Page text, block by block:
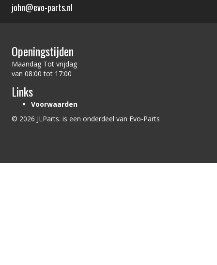
john@evo-parts.nl
Openingstijden
Maandag Tot vrijdag
van 08:00 tot 17:00
Links
Voorwaarden
© 2026 JLParts. is een onderdeel van Evo-Parts